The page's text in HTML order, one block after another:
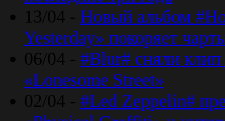
13/04 - Новый альбом
Yesterday» покоряет
06/04 - #Blur# сняли клип
«Lonesome Street»
02/04 - #Led Zeppelin#